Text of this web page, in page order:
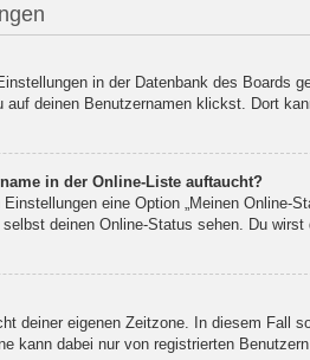
in der Datenbank des Boards
deinen Benutzernamen klickst. Dort
in der Online-Liste auftaucht?
eine Option „Meinen Online-
deinen Online-Status sehen. Du
deiner eigenen Zeitzone. In diesem Fall
kann dabei nur von registrierten